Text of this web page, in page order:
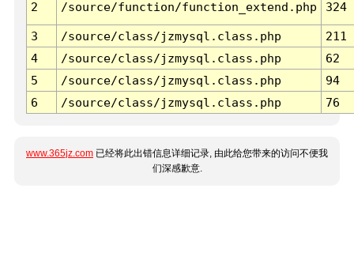
2 /source/function/function_extend.php 324
3 /source/class/jzmysql.class.php
211
4
/source/class/jzmysql.class.php
62
5
/source/class/jzmysql.class.php
94
6
/source/class/jzmysql.class.php 76
www.365jz.com 已经将此出错信息详细记录, 由此给您带来的访问不便我
们深感歉意.